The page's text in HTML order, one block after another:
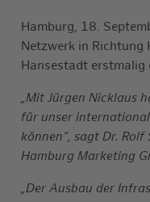
Hamburg, 18.
Netzwerk in Richtung
Hansestadt erstmalig
„Mit Jürgen Nicklaus
für unser
können“, sagt Dr.
Hamburg Marketing
„Der Ausbau der